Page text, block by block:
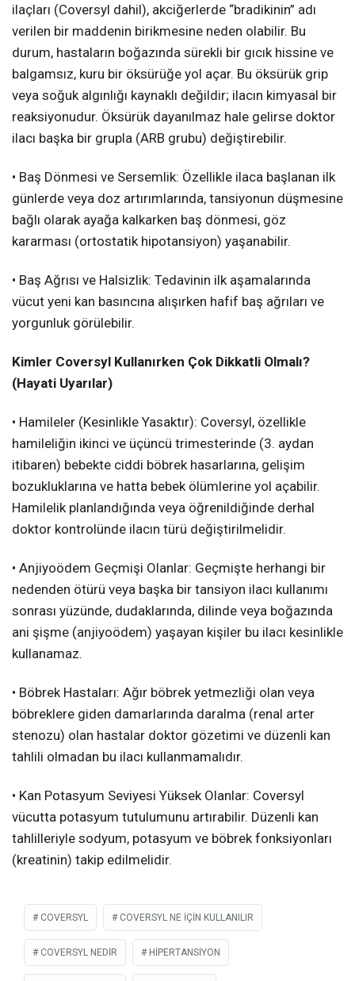
ilaçları (Coversyl dahil), akciğerlerde “bradikinin” adı
verilen bir maddenin birikmesine neden olabilir. Bu
durum, hastaların boğazında sürekli bir gıcık hissine ve
balgamsız, kuru bir öksürüğe yol açar. Bu öksürük grip
veya soğuk algınlığı kaynaklı değildir; ilacın kimyasal bir
reaksiyonudur. Öksürük dayanılmaz hale gelirse doktor
ilacı başka bir grupla (ARB grubu) değiştirebilir.
• Baş Dönmesi ve Sersemlik: Özellikle ilaca başlanan ilk
günlerde veya doz artırımlarında, tansiyonun düşmesine
bağlı olarak ayağa kalkarken baş dönmesi, göz
kararması (ortostatik hipotansiyon) yaşanabilir.
• Baş Ağrısı ve Halsizlik: Tedavinin ilk aşamalarında
vücut yeni kan basıncına alışırken hafif baş ağrıları ve
yorgunluk görülebilir.
Kimler Coversyl Kullanırken Çok Dikkatli Olmalı?
(Hayati Uyarılar)
• Hamileler (Kesinlikle Yasaktır): Coversyl, özellikle
hamileliğin ikinci ve üçüncü trimesterinde (3. aydan
itibaren) bebekte ciddi böbrek hasarlarına, gelişim
bozukluklarına ve hatta bebek ölümlerine yol açabilir.
Hamilelik planlandığında veya öğrenildiğinde derhal
doktor kontrolünde ilacın türü değiştirilmelidir.
• Anjiyoödem Geçmişi Olanlar: Geçmişte herhangi bir
nedenden ötürü veya başka bir tansiyon ilacı kullanımı
sonrası yüzünde, dudaklarında, dilinde veya boğazında
ani şişme (anjiyoödem) yaşayan kişiler bu ilacı kesinlikle
kullanamaz.
• Böbrek Hastaları: Ağır böbrek yetmezliği olan veya
böbreklere giden damarlarında daralma (renal arter
stenozu) olan hastalar doktor gözetimi ve düzenli kan
tahlili olmadan bu ilacı kullanmamalıdır.
• Kan Potasyum Seviyesi Yüksek Olanlar: Coversyl
vücutta potasyum tutulumunu artırabilir. Düzenli kan
tahlilleriyle sodyum, potasyum ve böbrek fonksiyonları
(kreatinin) takip edilmelidir.
COVERSYL COVERSYL NE IÇIN KULLANILIR
COVERSYL NEDIR HIPERTANSIYON